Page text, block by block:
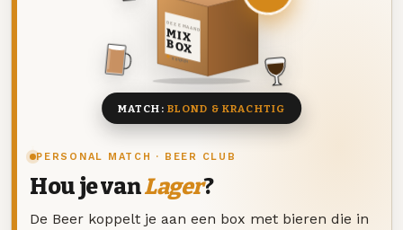
PERSONAL MATCH · BEER CLUB
Hou je vanLager?
De Beer koppelt je aan een box met bieren die in
DEZE MAAND
MIX
BOX
8 BIEREN
MATCH: BLOND & KRACHTIG